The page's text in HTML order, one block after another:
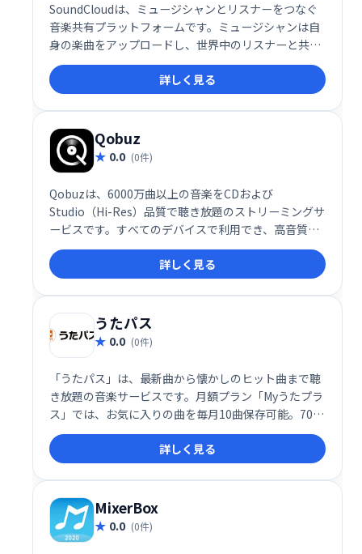
SoundCloudは、ミュージシャンとリスナーをつなぐ
音楽共有プラットフォームです。ミュージシャンは自
身の楽曲をアップロードし、世界中のリスナーと共有
できます。リスナーは無料で新しいアーティストや音
楽を発見可能。ソーシャルメディアへの共有も容易で
す。SoundCloud Go（月額9.99ドル）では、広告なし
で音楽を楽しめます。無料プランもあり、クリエイタ
ーは無料トライアルでサービスを試せます。
詳しく見る
Qobuz
0.0 (0件)
Qobuzは、6000万曲以上の音楽をCDおよび
Studio（Hi-Res）品質で聴き放題のストリーミングサ
ービスです。すべてのデバイスで利用でき、高音質で
音楽を再発見できます。世界最大のHi-Resオーディオ
カタログを誇り、音楽を最高のクオリティでお楽しみ
いただけます。
詳しく見る
うたパス
0.0 (0件)
「うたパス」は、最新曲から懐かしのヒット曲まで聴
き放題の音楽サービスです。月額プラン「Myうたプラ
ス」では、お気に入りの曲を毎月10曲保存可能。7000
以上のプレイリストや会員限定特典も充実しており、
音楽を思う存分楽しめます。
詳しく見る
MixerBox
0.0 (0件)